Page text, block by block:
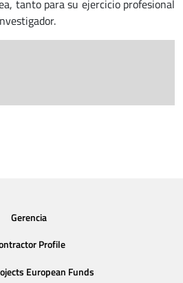
tanto para su ejercicio profesional
Gerencia
Profile
European Funds